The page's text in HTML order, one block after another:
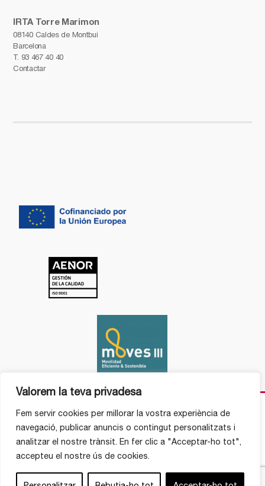
Valorem la teva privadesa
Fem servir cookies per millorar la vostra experiència de
navegació, publicar anuncis o contingut personalitzats i
analitzar el nostre trànsit. En fer clic a "Acceptar-ho tot",
accepteu el nostre ús de cookies.
IRTA Torre Marimon
08140 Caldes de Montbui
Barcelona
T. 93 467 40 40
Contactar